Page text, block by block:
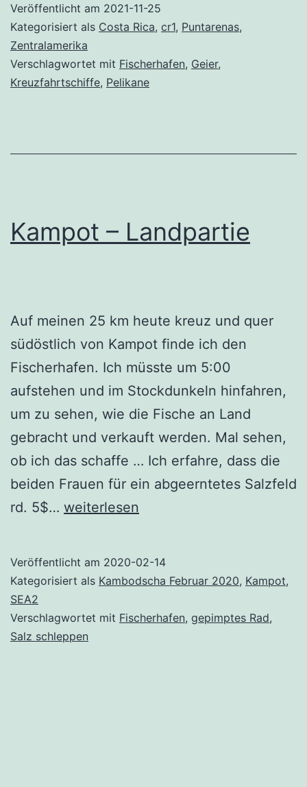
im
von
Veröffentlicht am 2021-11-25
Kategorisiert als Costa Rica, cr1, Puntarenas,
Zentralamerika
Verschlagwortet mit Fischerhafen, Geier,
Kreuzfahrtschiffe, Pelikane
Kampot – Landpartie
Auf meinen 25 km heute kreuz und quer
südöstlich von Kampot finde ich den
Fischerhafen. Ich müsste um 5:00
aufstehen und im Stockdunkeln hinfahren,
um zu sehen, wie die Fische an Land
gebracht und verkauft werden. Mal sehen,
ob ich das schaffe … Ich erfahre, dass die
beiden Frauen für ein abgeerntetes Salzfeld
rd. 5$… Kampot
weiterlesen
Veröffentlicht am 2020-02-14
Kategorisiert als Kambodscha Februar 2020, Kampot,
SEA2
Verschlagwortet mit Fischerhafen, gepimptes Rad,
Salz schleppen